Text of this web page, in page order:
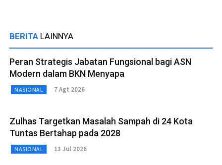
BERITA LAINNYA
Peran Strategis Jabatan Fungsional bagi ASN
Modern dalam BKN Menyapa
NASIONAL 7 Agt 2026
Zulhas Targetkan Masalah Sampah di 24 Kota
Tuntas Bertahap pada 2028
NASIONAL 13 Jul 2026